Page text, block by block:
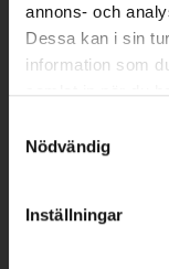
annons- och
Dessa kan i sin
information som
samlat in när du
Nödvändig
Inställningar
Kontakt
Mitt konto
Leverans
Reklamation